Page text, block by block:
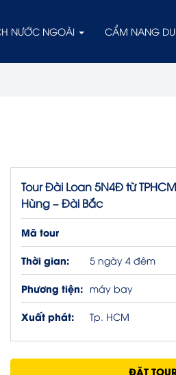
NƯỚC NGOÀI CẨM NANG DU
Tour Đài Loan 5N4Đ từ
Hùng – Đài Bắc
Mã tour
Thời gian:
5 ngày 4 đêm
Phương tiện: máy bay
Xuất phát: Tp. HCM
ĐẶT